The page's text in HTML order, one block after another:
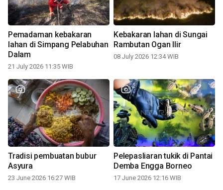
Pemadaman kebakaran
lahan di Simpang Pelabuhan
Dalam
21 July 2026 11:35 WIB
Kebakaran lahan di Sungai
Rambutan Ogan Ilir
08 July 2026 12:34 WIB
Tradisi pembuatan bubur
Asyura
23 June 2026 16:27 WIB
Pelepasliaran tukik di Pantai
Demba Engga Borneo
17 June 2026 12:16 WIB